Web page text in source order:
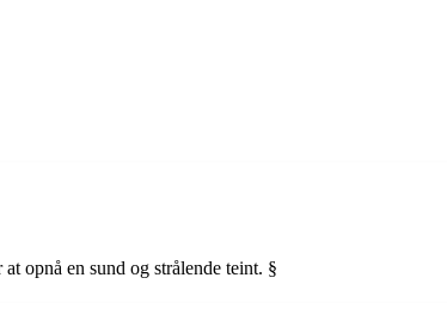
opnå en sund og strålende teint. §